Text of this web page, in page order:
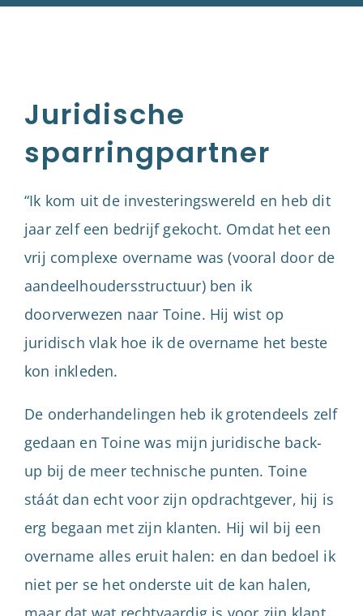
Juridische
sparringpartner
“Ik kom uit de investeringswereld en heb dit
jaar zelf een bedrijf gekocht. Omdat het een
vrij complexe overname was (vooral door de
aandeelhoudersstructuur) ben ik
doorverwezen naar Toine. Hij wist op
juridisch vlak hoe ik de overname het beste
kon inkleden.
De onderhandelingen heb ik grotendeels zelf
gedaan en Toine was mijn juridische back-
up bij de meer technische punten. Toine
stáát dan echt voor zijn opdrachtgever, hij is
erg begaan met zijn klanten. Hij wil bij een
overname alles eruit halen: en dan bedoel ik
niet per se het onderste uit de kan halen,